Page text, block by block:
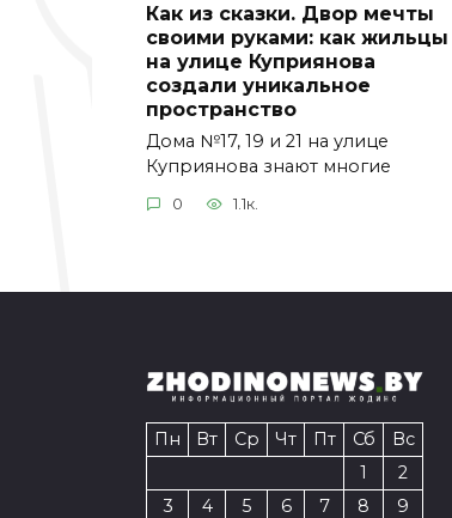
Как из сказки. Двор мечты
своими руками: как жильцы
на улице Куприянова
создали уникальное
пространство
Дома №17, 19 и 21 на улице
Куприянова знают многие
0 1.1к.
Пн Вт Ср Чт Пт Сб
Вс
1
2
3
4 5 6 7 8 9